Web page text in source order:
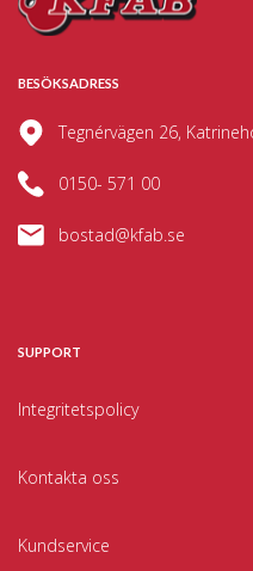
BESÖKSADRESS
Tegnérvägen 26,
0150- 571 00
bostad@kfab.se
SUPPORT
Integritetspolicy
Kontakta oss
Kundservice